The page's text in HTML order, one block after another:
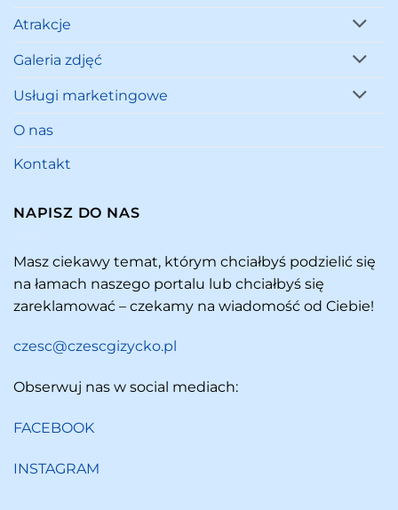
Atrakcje
Galeria zdjęć
Usługi marketingowe
O nas
Kontakt
NAPISZ DO NAS
Masz ciekawy temat, którym chciałbyś podzielić się
na łamach naszego portalu lub chciałbyś się
zareklamować – czekamy na wiadomość od Ciebie!
czesc@czescgizycko.pl
Obserwuj nas w social mediach:
FACEBOOK
INSTAGRAM